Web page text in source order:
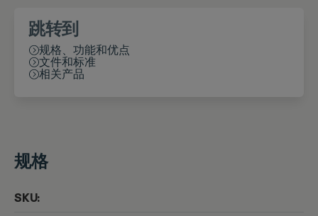
跳转到
规格、功能和优点
文件和标准
相关产品
规格
SKU: